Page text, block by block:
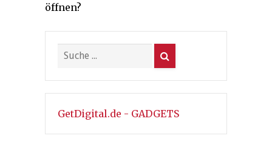
öffnen?
GetDigital.de - GADGETS